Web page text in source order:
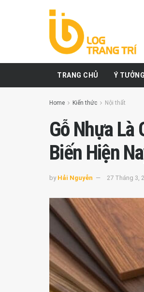
TRANG CHỦ Ý
Home Kiến thức Nội thất
Gỗ Nhựa Là
Biến Hiện
by Hải Nguyễn 27 Tháng 3,